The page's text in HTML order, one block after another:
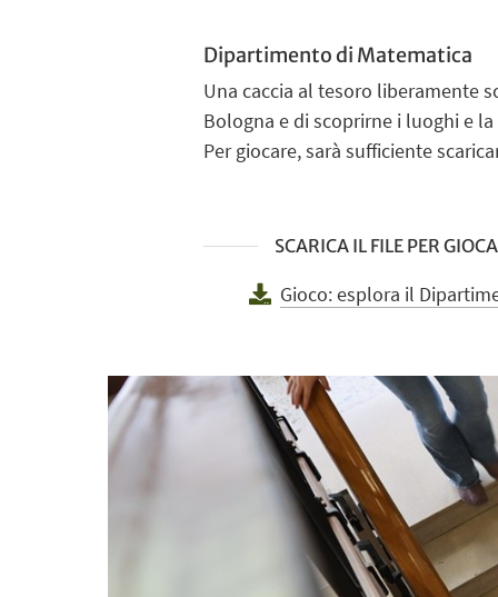
Dipartimento di Matematica
Una caccia al tesoro liberamente
Bologna e di scoprirne i luoghi e
Per giocare, sarà sufficiente
SCARICA IL FILE PER
Gioco: esplora il